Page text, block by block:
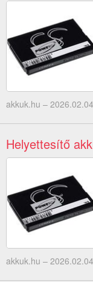
akkuk.hu –
Helyettesítő
akkuk.hu –